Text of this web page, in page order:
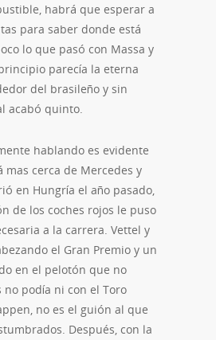
habrá que esperar a
para saber donde está
lo que pasó con Massa y
parecía la eterna
del brasileño y sin
acabó quinto.
hablando es evidente
mas cerca de Mercedes y
en Hungría el año pasado,
de los coches rojos le puso
a la carrera. Vettel y
el Gran Premio y un
en el pelotón que no
no podía ni con el Toro
no es el guión al que
Después, con la